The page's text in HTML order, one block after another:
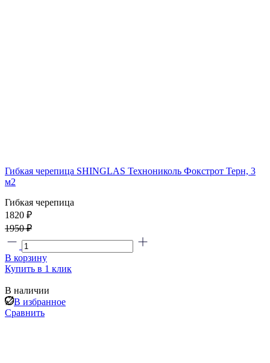
Гибкая черепица SHINGLAS Технониколь Фокстрот Терн, 3
м2
Гибкая черепица
1820 ₽
1950 ₽
В корзину
Купить в 1 клик
В наличии
В избранное
Сравнить